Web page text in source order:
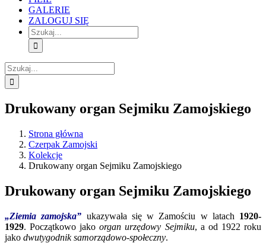
GALERIE
ZALOGUJ SIĘ
Szukaj
Szukaj
Drukowany organ Sejmiku Zamojskiego
Strona główna
Czerpak Zamojski
Kolekcje
Drukowany organ Sejmiku Zamojskiego
Drukowany organ Sejmiku Zamojskiego
„Ziemia zamojska” ukazywała się w Zamościu w latach 1920-
1929. Początkowo jakoorgan urzędowy Sejmiku, a od 1922 roku
jako dwutygodnik samorządowo-społeczny.